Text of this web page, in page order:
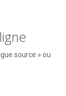
source » ou